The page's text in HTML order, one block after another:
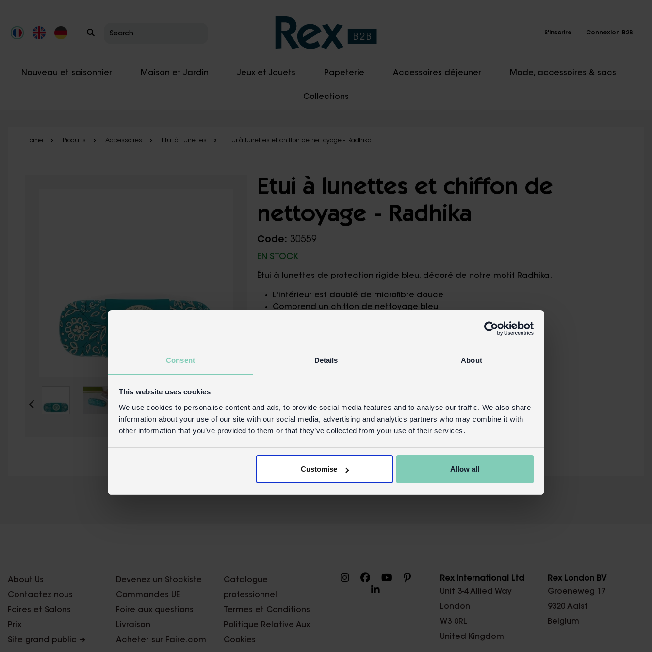
Consent Details About
This website uses cookies
We use cookies to personalise content and ads, to provide social media features and to analyse our traffic. We also share
information about your use of our site with our social media, advertising and analytics partners who may combine it with
other information that you’ve provided to them or that they’ve collected from your use of their services.
Customise Allow all
S'inscrire Connexion B2B
Nouveau et saisonnier Maison et Jardin Jeux et Jouets Papeterie Accessoires déjeuner Mode, accessoires & sacs
Collections
Home Produits Accessoires Etui à Lunettes Etui à lunettes et chiffon de nettoyage - Radhika
Etui à lunettes et chiffon de
nettoyage - Radhika
Code: 30559
EN STOCK
Étui à lunettes de protection rigide bleu, décoré de notre motif Radhika.
L'intérieur est doublé de microfibre douce
Comprend un chiffon de nettoyage bleu
Pochette carton enveloppante
Détails du produit
About Us
Contactez nous
Foires et Salons
Prix
Site grand public ➜
Devenez un Stockiste
Commandes UE
Foire aux questions
Livraison
Acheter sur Faire.com
Catalogue
professionnel
Termes et Conditions
Politique Relative Aux
Cookies
Rex International Ltd
Unit 3-4 Allied Way
London
W3 0RL
United Kingdom
Rex London BV
Groeneweg 17
9320 Aalst
Belgium